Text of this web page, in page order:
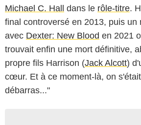
Michael C. Hall dans le rôle-titre.
final controversé en 2013, puis un
avec Dexter: New Blood en 2021
trouvait enfin une mort définitive,
propre fils Harrison (Jack Alcott)
cœur. Et à ce moment-là, on
débarras..."